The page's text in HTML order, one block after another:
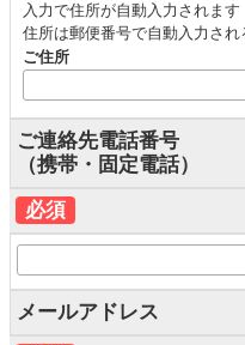
入力で住所が自動入力されます
住所は郵便番号で自動入力さ
ご住所
ご連絡先電話番号
（携帯・固定電話）
必須
メールアドレス